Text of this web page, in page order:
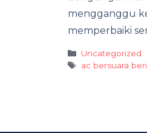
mengganggu
memperbaiki
Categories
Uncategorized
Tags
ac bersuara